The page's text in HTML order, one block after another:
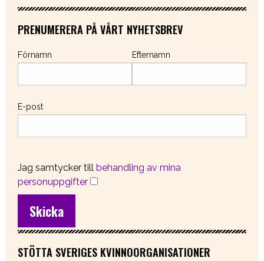
PRENUMERERA PÅ VÅRT NYHETSBREV
Förnamn Efternamn
E-post
Jag samtycker till behandling av mina
personuppgifter
STÖTTA SVERIGES KVINNOORGANISATIONER